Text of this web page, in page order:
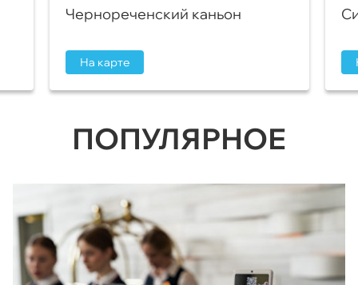
Чернореченский каньон
На карте
ПОПУЛЯРНОЕ